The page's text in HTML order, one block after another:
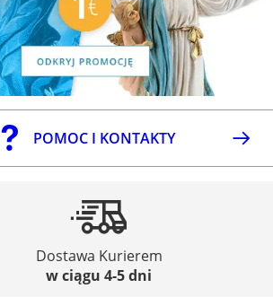
POMOC I KONTAKTY
Dostawa Kurierem
w ciągu 4-5 dni